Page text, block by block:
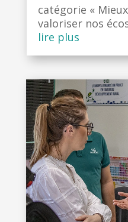
catégorie «
valoriser nos
lire plus